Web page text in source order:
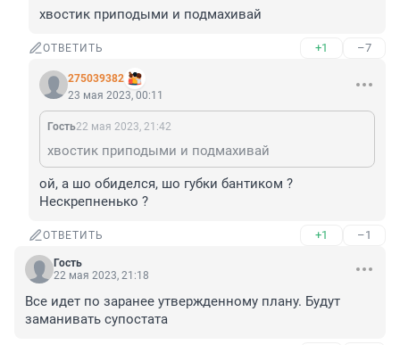
хвостик приподыми и подмахивай
ОТВЕТИТЬ +1 –7
275039382
23 мая 2023, 00:11
Гость22 мая 2023, 21:42
хвостик приподыми и подмахивай
ой, а шо обиделся, шо губки бантиком ?
Нескрепненько ?
ОТВЕТИТЬ +1 –1
Гость
22 мая 2023, 21:18
Все идет по заранее утвержденному плану. Будут
заманивать супостата